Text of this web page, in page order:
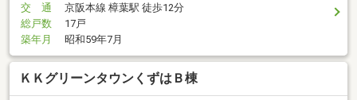
交 通
京阪本線 樟葉駅 徒歩12分
総戸数
17戸
築年月
昭和59年7月
ＫＫグリーンタウンくずはＢ棟